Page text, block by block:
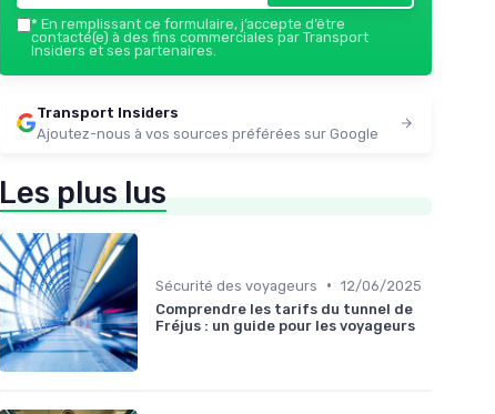
* En remplissant ce formulaire, j’accepte d’être
contacté(e) à des fins commerciales par Transport
Insiders et ses partenaires.
Transport Insiders
Ajoutez-nous à vos sources préférées sur Google
Les plus lus
Sécurité des voyageurs • 12/06/2025
Comprendre les tarifs du tunnel de
Fréjus : un guide pour les voyageurs